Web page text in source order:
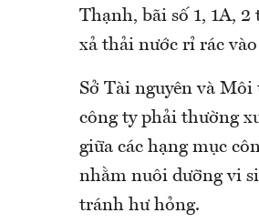
Thạnh, bãi số 1, 1A,
xả thải nước rỉ rác
Sở Tài nguyên và
công ty phải thường
giữa các hạng mục
nhằm nuôi dưỡng vi
tránh hư hỏng.